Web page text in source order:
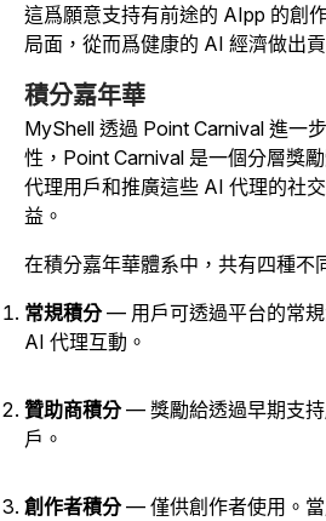
這爲願意支持有前途的 AIpp 的創
局面，從而爲健康的 AI 經濟做出貢
積分嘉年華
MyShell 透過 Point Carnival 進一
性，Point Carnival 是一個分層獎
代理用戶和推廣這些 AI 代理的社
益。
在積分嘉年華體系中，共有四種不
常規積分— 用戶可透過平台的常
AI 代理互動。
贊助商積分— 獎勵給透過早期支
戶。
創作者積分— 僅供創作者使用。